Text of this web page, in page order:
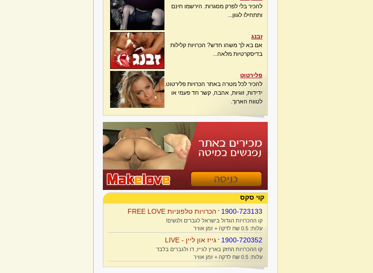
להכיר בלי לפרק מסגרות. הירשמו חינם
ותתחילו לגוון...
זבנג
אם בא לך משהו חדש? הכרויות קלילות
בדיסקרטיות מלאה...
פלירטוט
להכיר לכל מטרה באתר הכרויות פלירטוט.
ידידות, זוגיות, אהבה, קשר חד פעמי או
לטווח הארוך.
קוי סקס
1900-723133
- הכרויות טלפוניות FREE LOVE
קו ההכרויות הגדול בישראל לגברים ולנשים!
עלות: 0.5 שח לדקה + זמן אוויר
1900-720352
- גייז און ליין - LIVE
קו ההכרויות החזק בארץ לגייז, דו ולגברים בלבד
עלות: 0.5 שח לדקה + זמן אוויר